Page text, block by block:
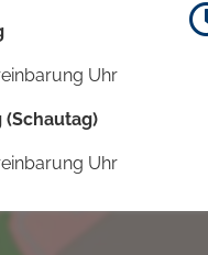
Uhr
(Schautag)
Uhr